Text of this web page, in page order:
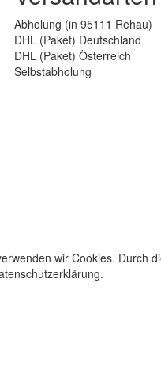
Abholung (in 95111 Rehau)
DHL (Paket) Deutschland
DHL (Paket) Österreich
Selbstabholung
wir Cookies. Durch